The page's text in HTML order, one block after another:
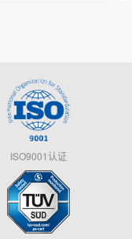
ISO9001认证